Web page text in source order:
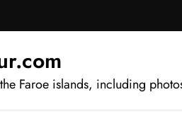
Faroe islands, including